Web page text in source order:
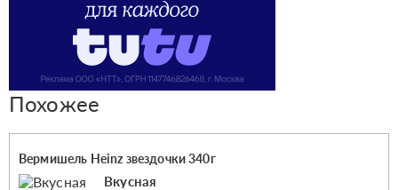
Похожее
Вермишель Heinz звездочки 340г
Вкусная